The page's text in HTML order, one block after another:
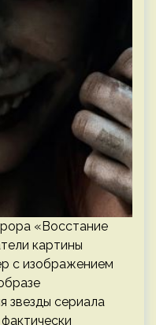
«Восстание
картины
с изображением
звезды сериала